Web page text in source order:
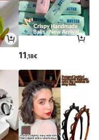
11,18€